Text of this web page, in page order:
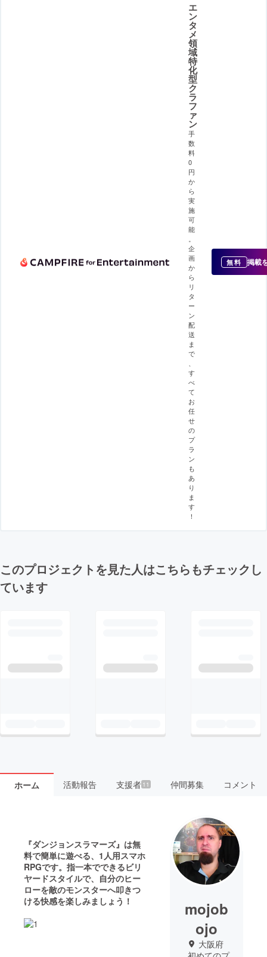
エ
ン
タ
メ
領
域
特
化
型
ク
ラ
フ
ァ
ン
手
数
料
0
円
か
ら
実
施
可
能
。
企
画
か
ら
リ
タ
ー
ン
配
送
ま
で
、
す
べ
て
お
任
せ
の
プ
ラ
ン
も
あ
り
ま
す
！
無料 掲載
このプロジェクトを見た人はこちらもチェックし
ています
ホーム 活動報告 支援者 11 仲間募集 コメント
『ダンジョンスラマーズ』は無
料で簡単に遊べる、1人用スマホ
RPGです。指一本でできるビリ
ヤードスタイルで、自分のヒー
ローを敵のモンスターへ叩きつ
ける快感を楽しみましょう！
mojob
ojo
大阪府